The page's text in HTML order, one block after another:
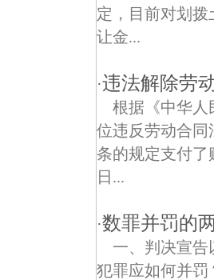
定，目前对划
让金...
·违法解除劳
根据《中华人
位违反劳动合同
条的规定支付
日...
·数罪并罚的
一、判决宣
犯罪应如何并罚